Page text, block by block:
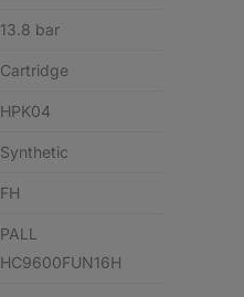
13.8 bar
Cartridge
HPK04
Synthetic
FH
PALL
HC9600FUN16H